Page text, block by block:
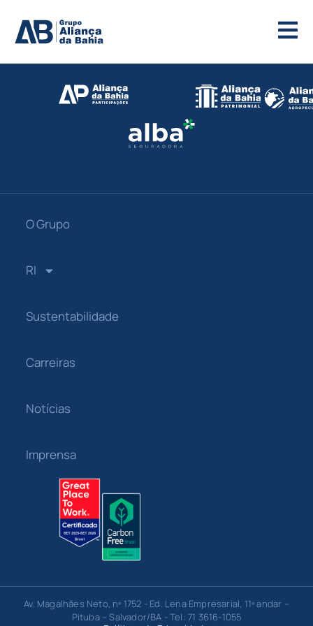
O Grupo
RI
Sustentabilidade
Carreiras
Notícias
Imprensa
Av. Magalhães Neto, nº 1752 - Ed. Lena Empresarial, 11º andar –
Pituba – Salvador/BA - Tel: 71 3616-1055